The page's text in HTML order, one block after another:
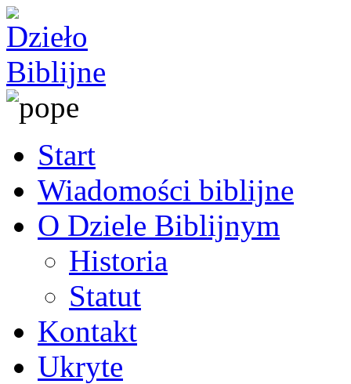
Start
Wiadomości biblijne
O Dziele Biblijnym
Historia
Statut
Kontakt
Ukryte